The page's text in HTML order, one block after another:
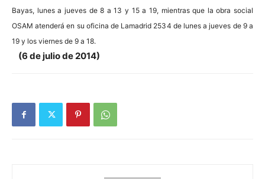
Bayas, lunes a jueves de 8 a 13 y 15 a 19, mientras que la obra social
OSAM atenderá en su oficina de Lamadrid 2534 de lunes a jueves de 9 a
19 y los viernes de 9 a 18.
(6 de julio de 2014)